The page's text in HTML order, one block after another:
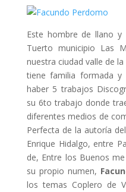
Este hombre de llano
Tuerto municipio Las
nuestra ciudad valle de
tiene familia formada y
haber 5 trabajos
su 6to trabajo donde
diferentes medios de
Perfecta de la autoría
Enrique Hidalgo, entre
de, Entre los Buenos
su propio numen,
los temas Coplero de